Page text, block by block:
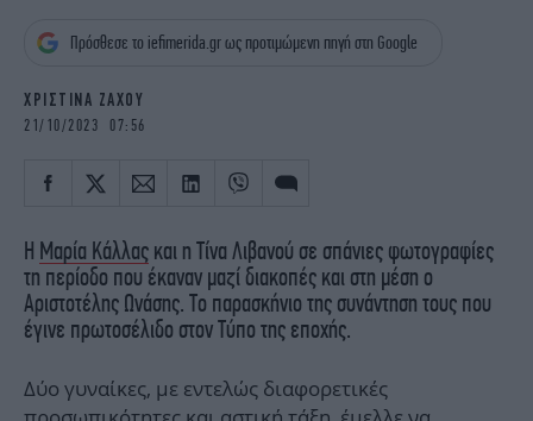
OSCARS
THE OCEAN
Πρόσθεσε το iefimerida.gr ως προτιμώμενη πηγή στη Google
ΧΡΙΣΤΙΝΑ ΖΑΧΟΥ
21/10/2023 07:56
Η Μαρία Κάλλας και η Τίνα Λιβανού σε σπάνιες φωτογραφίες
τη περίοδο που έκαναν μαζί διακοπές και στη μέση ο
Αριστοτέλης Ωνάσης. Το παρασκήνιο της συνάντηση τους που
έγινε πρωτοσέλιδο στον Τύπο της εποχής.
Δύο γυναίκες, με εντελώς διαφορετικές